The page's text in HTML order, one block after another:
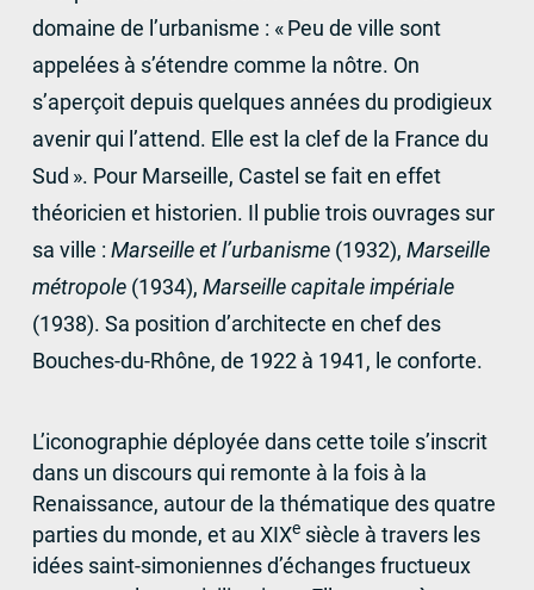
domaine de l’urbanisme : « Peu de ville sont
appelées à s’étendre comme la nôtre. On
s’aperçoit depuis quelques années du prodigieux
avenir qui l’attend. Elle est la clef de la France du
Sud ». Pour Marseille, Castel se fait en effet
théoricien et historien. Il publie trois ouvrages sur
sa ville : Marseille et l’urbanisme (1932), Marseille
métropole (1934), Marseille capitale impériale
(1938). Sa position d’architecte en chef des
Bouches-du-Rhône, de 1922 à 1941, le conforte.
L’iconographie déployée dans cette toile s’inscrit
dans un discours qui remonte à la fois à la
Renaissance, autour de la thématique des quatre
parties du monde, et au XIXesiècle à travers les
idées saint-simoniennes d’échanges fructueux